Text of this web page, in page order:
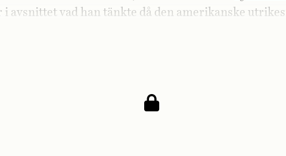
i avsnittet vad han tänkte då den amerikanske